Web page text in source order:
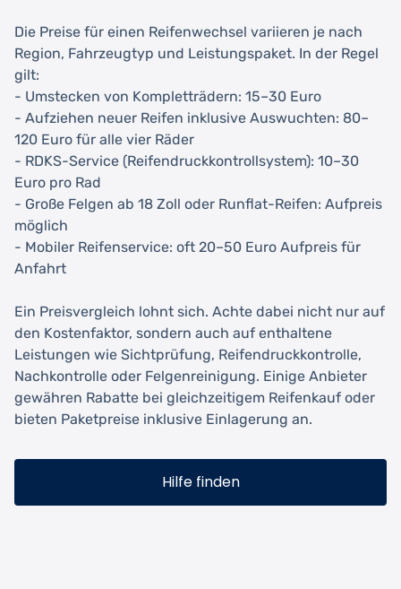
Die Preise für einen Reifenwechsel variieren je nach
Region, Fahrzeugtyp und Leistungspaket. In der Regel
gilt:
- Umstecken von Kompletträdern: 15–30 Euro
- Aufziehen neuer Reifen inklusive Auswuchten: 80–
120 Euro für alle vier Räder
- RDKS-Service (Reifendruckkontrollsystem): 10–30
Euro pro Rad
- Große Felgen ab 18 Zoll oder Runflat-Reifen: Aufpreis
möglich
- Mobiler Reifenservice: oft 20–50 Euro Aufpreis für
Anfahrt
Ein Preisvergleich lohnt sich. Achte dabei nicht nur auf
den Kostenfaktor, sondern auch auf enthaltene
Leistungen wie Sichtprüfung, Reifendruckkontrolle,
Nachkontrolle oder Felgenreinigung. Einige Anbieter
gewähren Rabatte bei gleichzeitigem Reifenkauf oder
bieten Paketpreise inklusive Einlagerung an.
Hilfe finden